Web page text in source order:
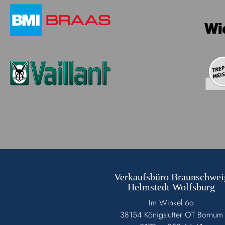
Verkaufsbüro
Helmstedt Wolfsburg
Im Winkel 6a
38154 Königslutter OT Bornum